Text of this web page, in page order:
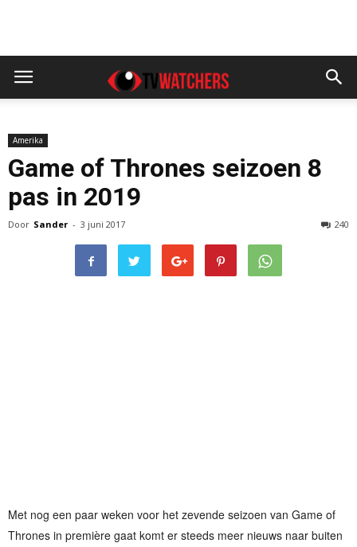
Amerika
Game of Thrones seizoen 8
pas in 2019
Door Sander - 3 juni 2017 240
Met nog een paar weken voor het zevende seizoen van Game of
Thrones in première gaat komt er steeds meer nieuws naar buiten